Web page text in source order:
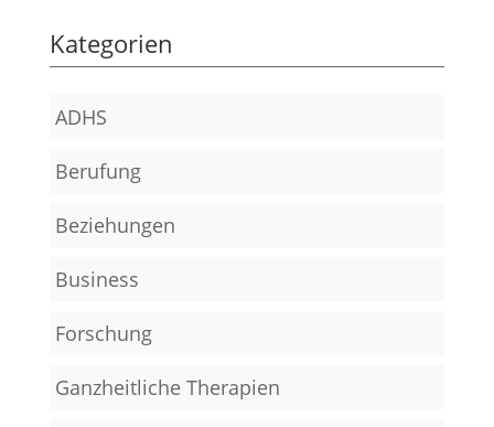
Kategorien
ADHS
Berufung
Beziehungen
Business
Forschung
Ganzheitliche Therapien